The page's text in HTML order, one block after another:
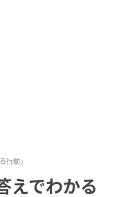
行動」
えでわかる